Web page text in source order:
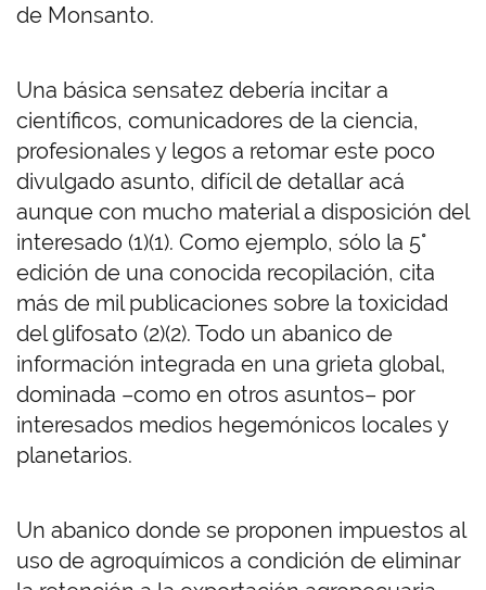
de Monsanto.
Una básica sensatez debería incitar a
científicos, comunicadores de la ciencia,
profesionales y legos a retomar este poco
divulgado asunto, difícil de detallar acá
aunque con mucho material a disposición del
interesado (1)(1). Como ejemplo, sólo la 5°
edición de una conocida recopilación, cita
más de mil publicaciones sobre la toxicidad
del glifosato (2)(2). Todo un abanico de
información integrada en una grieta global,
dominada –como en otros asuntos– por
interesados medios hegemónicos locales y
planetarios.
Un abanico donde se proponen impuestos al
uso de agroquímicos a condición de eliminar